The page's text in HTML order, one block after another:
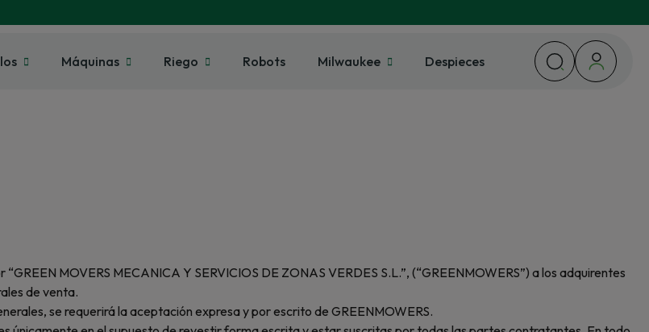
Máquinas Riego Robots Milwaukee Despieces
MOVERS MECANICA Y SERVICIOS DE ZONAS VERDES S.L.”, (“GREENMOWERS”) a los adquirentes
de venta.
se requerirá la aceptación expresa y por escrito de GREENMOWERS.